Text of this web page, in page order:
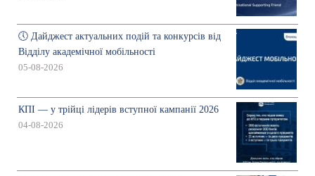
🕔 Дайджест актуальних подій та конкурсів від
Відділу академічної мобільності
05-08-2026
КПІ — у трійці лідерів вступної кампанії 2026
04-08-2026